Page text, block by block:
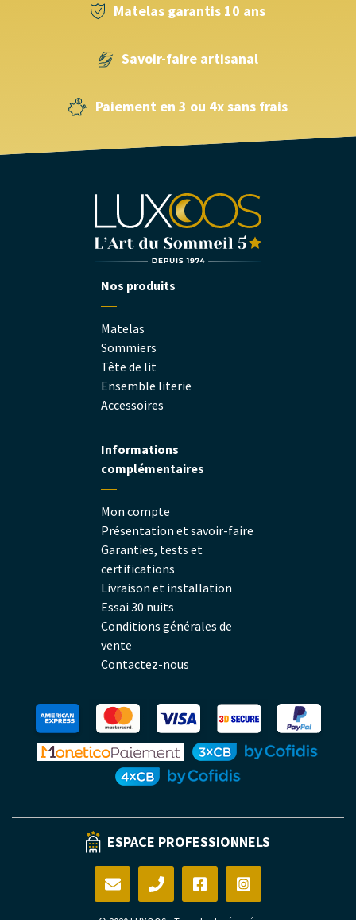
Matelas garantis 10 ans
Savoir-faire artisanal
Paiement en 3 ou 4x sans frais
Nos produits
Matelas
Sommiers
Tête de lit
Ensemble literie
Accessoires
Informations
complémentaires
Mon compte
Présentation et savoir-faire
Garanties, tests et
certifications
Livraison et installation
Essai 30 nuits
Conditions générales de
vente
Contactez-nous
ESPACE PROFESSIONNELS